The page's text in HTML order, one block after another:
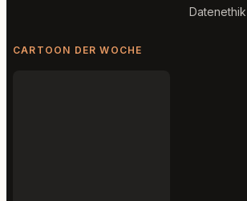
Datenethik
CARTOON DER WOCHE